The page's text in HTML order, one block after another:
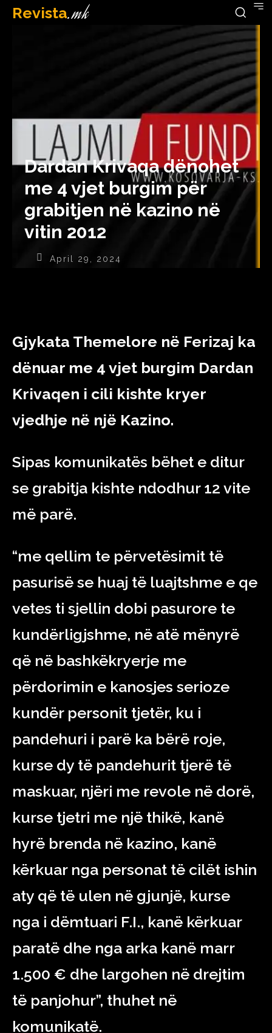
Revista.mk
Dardan Krivaqa dënohet
me 4 vjet burgim për
grabitjen në kazino në
vitin 2012
April 29, 2024
Gjykata Themelore në Ferizaj ka
dënuar me 4 vjet burgim Dardan
Krivaqen i cili kishte kryer
vjedhje në një Kazino.
Sipas komunikatës bëhet e ditur
se grabitja kishte ndodhur 12 vite
më parë.
“me qellim te përvetësimit të
pasurisë se huaj të luajtshme e qe
vetes ti sjellin dobi pasurore te
kundërligjshme, në atë mënyrë
që në bashkëkryerje me
përdorimin e kanosjes serioze
kundër personit tjetër, ku i
pandehuri i parë ka bërë roje,
kurse dy të pandehurit tjerë të
maskuar, njëri me revole në dorë,
kurse tjetri me një thikë, kanë
hyrë brenda në kazino, kanë
kërkuar nga personat të cilët ishin
aty që të ulen në gjunjë, kurse
nga i dëmtuari F.I., kanë kërkuar
paratë dhe nga arka kanë marr
1.500 € dhe largohen në drejtim
të panjohur”, thuhet në
komunikatë.